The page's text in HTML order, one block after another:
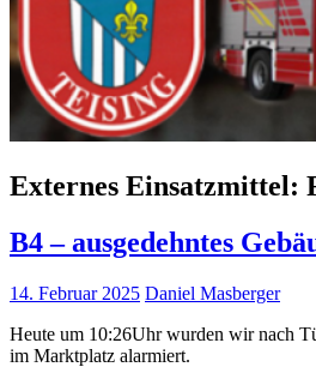
Externes Einsatzmittel:
B4 – ausgedehntes
14. Februar 2025 Daniel Masberger
Heute um 10:26Uhr wurden wir nach
im Marktplatz alarmiert.